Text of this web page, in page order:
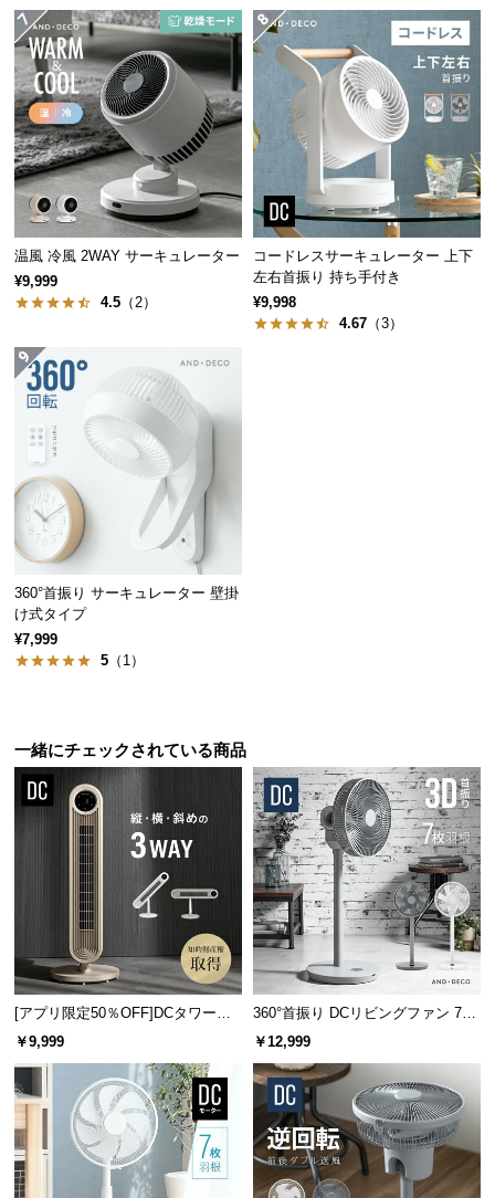
搬
入
経
路
に
つ
い
て
返
品・
キ
ン
セ
に
つ
い
て
証
に
つ
い
会
員
規
お
客
サ
ポ
ー
ト
温風 冷風 2WAY サーキュレーター
¥9,999
4.5 （2）
コードレスサーキュレーター 上下
左右首振り 持ち手付き
¥9,998
4.67 （3）
360°首振り サーキュレーター 壁掛
け式タイプ
¥7,999
5 （1）
一緒にチェックされている商品
[アプリ限定50％OFF]DCタワーフ
ァン 縦横斜め3WAY
￥9,999
360°首振り DCリビングファン 7枚
羽根 26段階風量 高さ調節可能
￥12,999